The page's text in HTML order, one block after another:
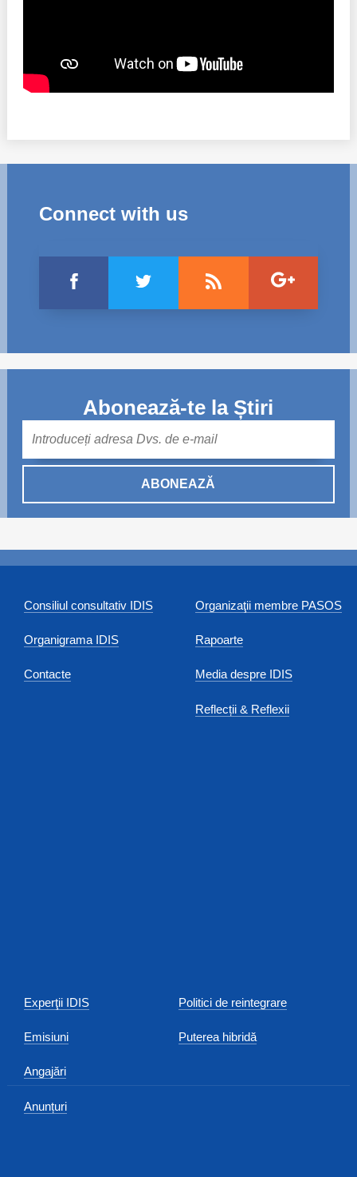
Connect with us
Abonează-te la Știri
ABONEAZĂ
Consiliul consultativ IDIS
Organigrama IDIS
Contacte
Organizaţii membre PASOS
Rapoarte
Media despre IDIS
Reflecții & Reflexii
Experţii IDIS
Emisiuni
Angajări
Anunțuri
Politici de reintegrare
Puterea hibridă